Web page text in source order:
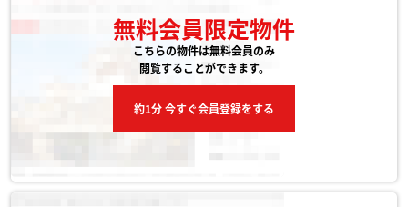
無料会員限定物件
こちらの物件は無料会員のみ
閲覧することができます。
約1分 今すぐ会員登録をする